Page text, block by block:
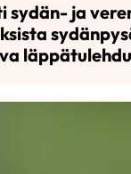
sydän- ja